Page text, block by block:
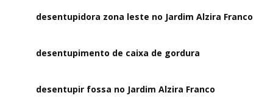
desentupidora zona leste no Jardim Alzira Franco
desentupimento de caixa de gordura
desentupir fossa no Jardim Alzira Franco